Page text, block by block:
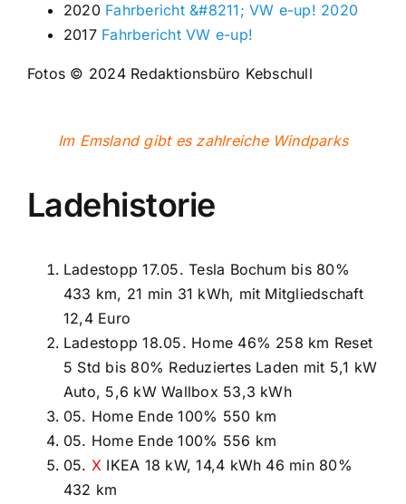
2020 Fahrbericht &#8211; VW e-up! 2020
2017 Fahrbericht VW e-up!
Fotos © 2024 Redaktionsbüro Kebschull
Im Emsland gibt es zahlreiche Windparks
Ladehistorie
Ladestopp 17.05. Tesla Bochum bis 80%
433 km, 21 min 31 kWh, mit Mitgliedschaft
12,4 Euro
Ladestopp 18.05. Home 46% 258 km Reset
5 Std bis 80% Reduziertes Laden mit 5,1 kW
Auto, 5,6 kW Wallbox 53,3 kWh
05. Home Ende 100% 550 km
05. Home Ende 100% 556 km
05. X IKEA 18 kW, 14,4 kWh 46 min 80%
432 km